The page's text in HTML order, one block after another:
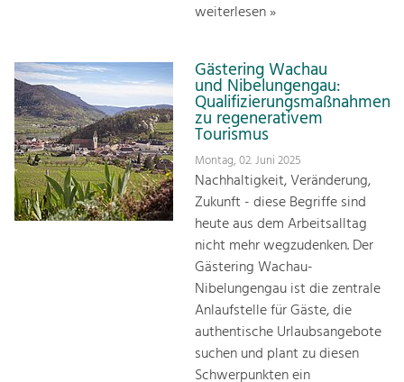
weiterlesen »
Gästering Wachau
und Nibelungengau:
Qualifizierungsmaßnahmen
zu regenerativem
Tourismus
Montag, 02. Juni 2025
Nachhaltigkeit, Veränderung,
Zukunft - diese Begriffe sind
heute aus dem Arbeitsalltag
nicht mehr wegzudenken. Der
Gästering Wachau-
Nibelungengau ist die zentrale
Anlaufstelle für Gäste, die
authentische Urlaubsangebote
suchen und plant zu diesen
Schwerpunkten ein